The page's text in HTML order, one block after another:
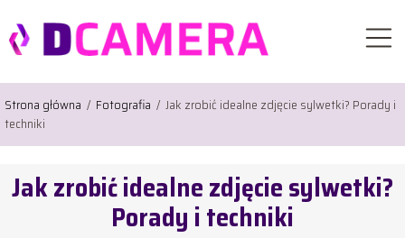
Strona główna / Fotografia / Jak zrobić idealne zdjęcie sylwetki? Porady i
techniki
Jak zrobić idealne zdjęcie sylwetki?
Porady i techniki